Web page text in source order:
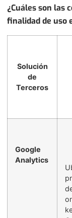
¿Cuáles son las
finalidad de uso
Solución
de
Terceros
Google
Analytics